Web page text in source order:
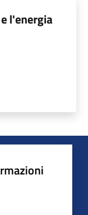
l'energia